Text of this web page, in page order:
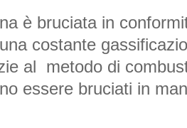
è bruciata in
costante
al  metodo di
essere bruciati in